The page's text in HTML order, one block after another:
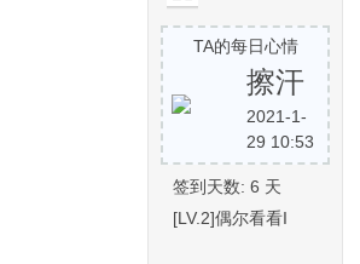
TA的每日心情
擦汗
2021-1-
29 10:53
签到天数: 6 天
[LV.2]偶尔看看I